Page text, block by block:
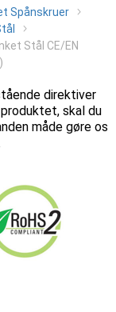
Spånskruer
Stål CE/EN
direktiver
skal du
måde gøre os